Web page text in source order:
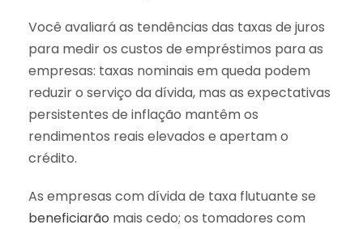
Você avaliará as tendências das taxas de juros
para medir os custos de empréstimos para as
empresas: taxas nominais em queda podem
reduzir o serviço da dívida, mas as expectativas
persistentes de inflação mantêm os
rendimentos reais elevados e apertam o
crédito.
As empresas com dívida de taxa flutuante se
beneficiarão mais cedo; os tomadores com